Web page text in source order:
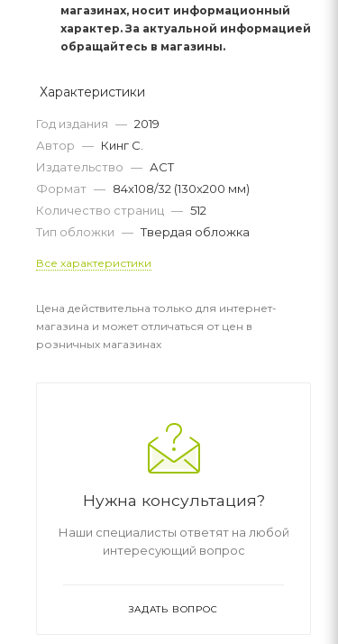
магазинах, носит информационный
характер. За актуальной информацией
обращайтесь в магазины.
Характеристики
Год издания — 2019
Автор — Кинг С.
Издательство — АСТ
Формат — 84x108/32 (130x200 мм)
Количество страниц — 512
Тип обложки — Твердая обложка
Все характеристики
Цена действительна только для интернет-
магазина и может отличаться от цен в
розничных магазинах
Нужна консультация?
Наши специалисты ответят на любой
интересующий вопрос
ЗАДАТЬ ВОПРОС